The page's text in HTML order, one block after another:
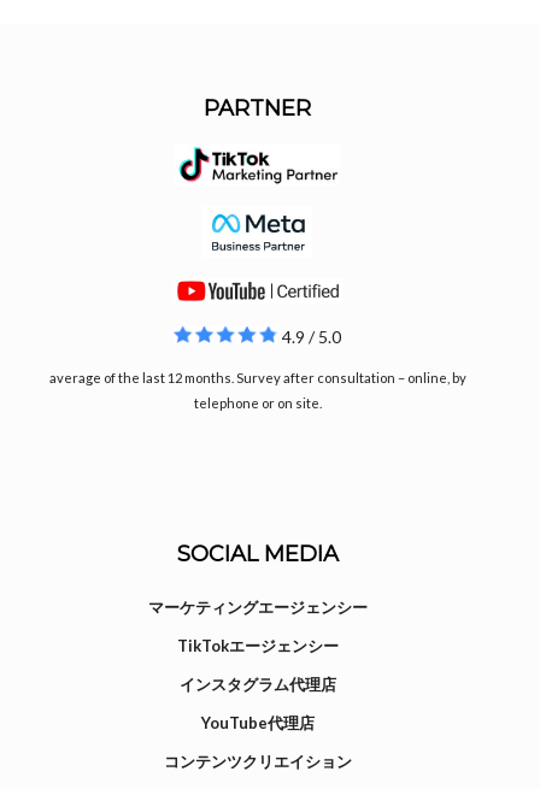
PARTNER
4.9 / 5.0
average of the last 12 months. Survey after consultation – online, by
telephone or on site.
SOCIAL MEDIA
マーケティングエージェンシー
TikTokエージェンシー
インスタグラム代理店
YouTube代理店
コンテンツクリエイション